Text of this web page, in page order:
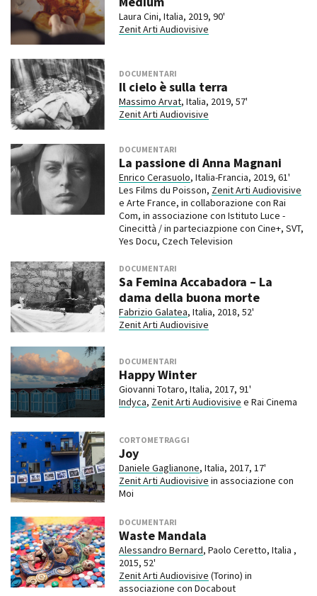
Laura Cini, Italia, 2019, 90'
Zenit Arti Audiovisive
DOCUMENTARI
Il cielo è sulla terra
Massimo Arvat, Italia, 2019, 57'
Zenit Arti Audiovisive
DOCUMENTARI
La passione di Anna Magnani
Enrico Cerasuolo, Italia-Francia, 2019, 61'
Les Films du Poisson, Zenit Arti Audiovisive
e Arte France, in collaborazione con Rai
Com, in associazione con Istituto Luce -
Cinecittà / in parteciazpione con Cine+, SVT,
Yes Docu, Czech Television
DOCUMENTARI
Sa Femina Accabadora – La
dama della buona morte
Fabrizio Galatea, Italia, 2018, 52'
Zenit Arti Audiovisive
DOCUMENTARI
Happy Winter
Giovanni Totaro, Italia, 2017, 91'
Indyca, Zenit Arti Audiovisive e Rai Cinema
CORTOMETRAGGI
Joy
Daniele Gaglianone, Italia, 2017, 17'
Zenit Arti Audiovisive in associazione con
Moi
DOCUMENTARI
Waste Mandala
Alessandro Bernard, Paolo Ceretto, Italia ,
2015, 52'
Zenit Arti Audiovisive (Torino) in
associazione con Docabout